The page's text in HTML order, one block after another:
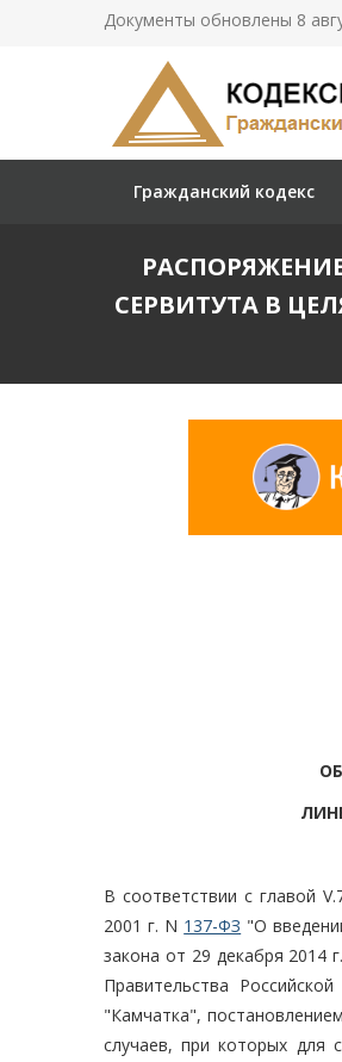
Документы обновлены 8
Гражданский кодекс
СЕРВИТУТА В
В соответствии с главой
2001 г. N 137-ФЗ "О
закона от 29 декабря 2014
Правительства
"Камчатка",
случаев, при которых для